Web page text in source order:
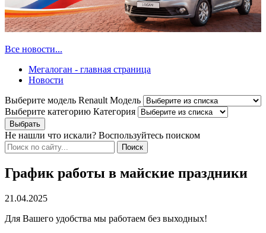
Все новости...
Мегалоган - главная страница
Новости
Выберите модель Renault Модель
Выберите категорию Категория
Не нашли что искали? Воспользуйтесь поиском
График работы в майские праздники
21.04.2025
Для Вашего удобства мы работаем без выходных!